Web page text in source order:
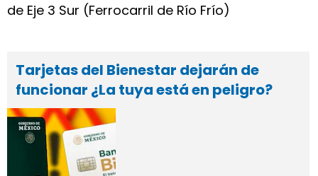
de Eje 3 Sur (Ferrocarril de Río Frío)
Tarjetas del Bienestar dejarán de
funcionar ¿La tuya está en peligro?